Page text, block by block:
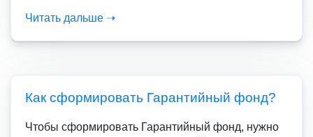
Читать дальше ➝
Как сформировать Гарантийный фонд?
Чтобы сформировать Гарантийный фонд, нужно